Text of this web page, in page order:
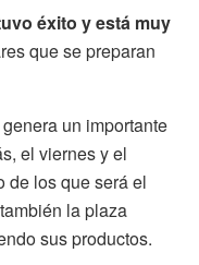
éxito y está muy
que se preparan
un importante
el viernes y el
de los que será el
la plaza
sus productos.